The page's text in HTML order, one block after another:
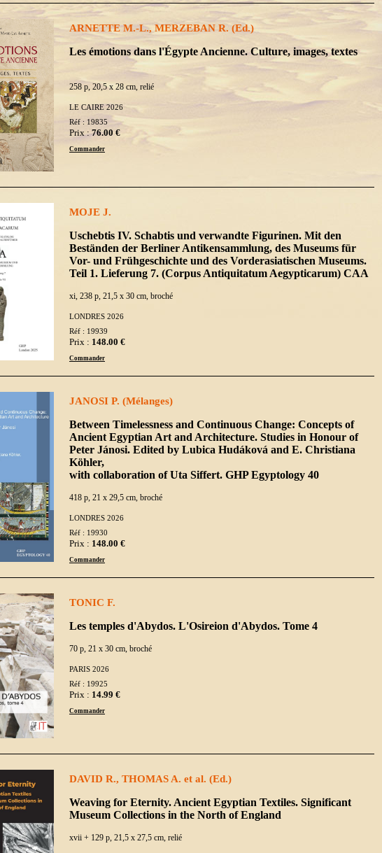
ARNETTE M.-L., MERZEBAN R. (Ed.)
Les émotions dans l'Égypte Ancienne. Culture, images, textes
258 p, 20,5 x 28 cm, relié
LE CAIRE 2026
Réf : 19835
Prix :76.00 €
Commander
MOJE J.
Uschebtis IV. Schabtis und verwandte Figurinen. Mit den
Beständen der Berliner Antikensammlung, des Museums für
Vor- und Frühgeschichte und des Vorderasiatischen Museums.
Teil 1. Lieferung 7. (Corpus Antiquitatum Aegypticarum) CAA
xi, 238 p, 21,5 x 30 cm, broché
LONDRES 2026
Réf : 19939
Prix : 148.00 €
Commander
JANOSI P. (Mélanges)
Between Timelessness and Continuous Change: Concepts of
Ancient Egyptian Art and Architecture. Studies in Honour of
Peter Jánosi. Edited by Lubica Hudáková and E. Christiana
Köhler,
with collaboration of Uta Siffert. GHP Egyptology 40
418 p, 21 x 29,5 cm, broché
LONDRES 2026
Réf : 19930
Prix : 148.00 €
Commander
TONIC F.
Les temples d'Abydos. L'Osireion d'Abydos. Tome 4
70 p, 21 x 30 cm, broché
PARIS 2026
Réf : 19925
Prix : 14.99 €
Commander
DAVID R., THOMAS A. et al. (Ed.)
Weaving for Eternity. Ancient Egyptian Textiles. Significant
Museum Collections in the North of England
xvii + 129 p, 21,5 x 27,5 cm, relié